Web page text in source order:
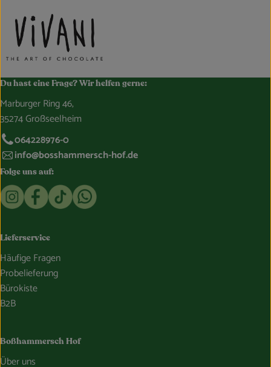
Du hast eine Frage? Wir helfen gerne:
Marburger Ring 46,
35274 Großseelheim
064228976-0
info@bosshammersch-hof.de
Folge uns auf:
Externer Link zu https://www.instagram.com/
Externer Link zu https://www.facebook.com/
Externer Link zu https://www.tiktok.com/
Externer Link zu https://whatsapp.com/
Lieferservice
Häufige Fragen
Probelieferung
Bürokiste
B2B
Boßhammersch Hof
Über uns